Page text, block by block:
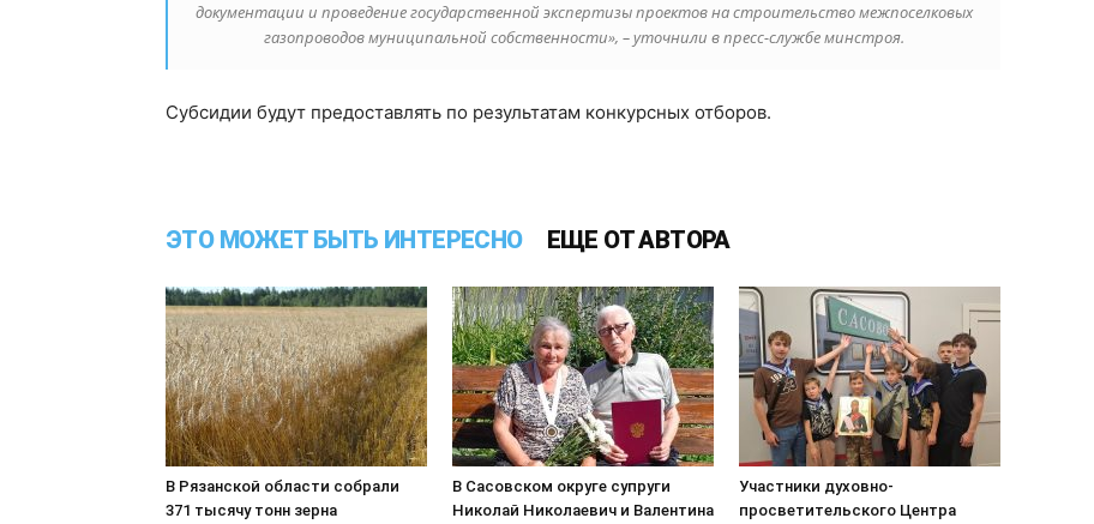
документации и проведение государственной экспертизы проектов на строительство межпоселковых
газопроводов муниципальной собственности», – уточнили в пресс-службе минстроя.
Субсидии будут предоставлять по результатам конкурсных отборов.
ЭТО МОЖЕТ БЫТЬ ИНТЕРЕСНО ЕЩЕ ОТ АВТОРА
В Рязанской области собрали
371 тысячу тонн зерна
В Сасовском округе супруги
Николай Николаевич и Валентина
Участники духовно-
просветительского Центра